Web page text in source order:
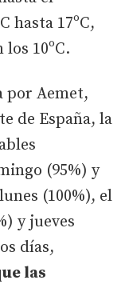
hasta 17ºC,
10ºC.
por Aemet,
de España, la
(95%) y
(100%), el
y jueves
días,
las